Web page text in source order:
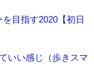
目指す2020【初日
いい感じ（歩きスマ